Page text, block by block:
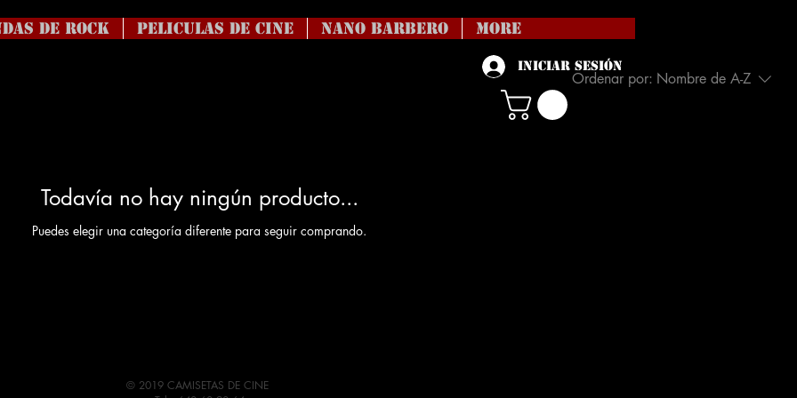
DE ROCK Peliculas de Cine NANO BARBERO More
Ordenar por: Nombre de A-Z
Todavía no hay ningún producto...
Puedes elegir una categoría diferente para seguir comprando.
Iniciar sesión
© 2019 CAMISETAS DE CINE